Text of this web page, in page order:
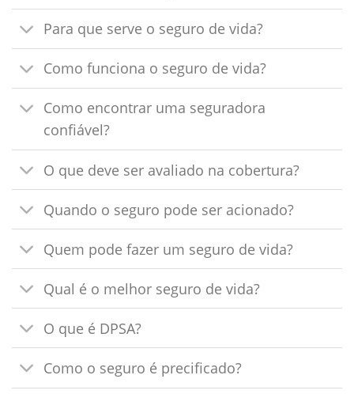
Para que serve o seguro de vida?
Como funciona o seguro de vida?
Como encontrar uma seguradora
confiável?
O que deve ser avaliado na cobertura?
Quando o seguro pode ser acionado?
Quem pode fazer um seguro de vida?
Qual é o melhor seguro de vida?
O que é DPSA?
Como o seguro é precificado?